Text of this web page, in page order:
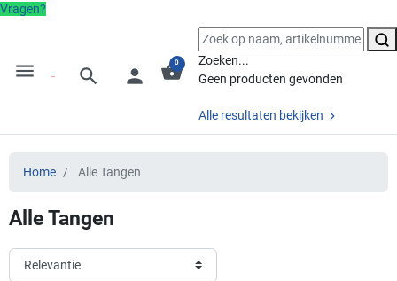
Vragen?
menu search person shopping_basket
0
Zoeken...
Geen producten gevonden
Alle resultaten bekijken
Home Alle Tangen
Alle Tangen